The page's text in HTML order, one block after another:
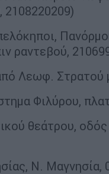
2108220209)
ραντεβού,
Λεωφ. Στρατού
Φιλύρου,
θεάτρου,
Ν. Μαγνησία,